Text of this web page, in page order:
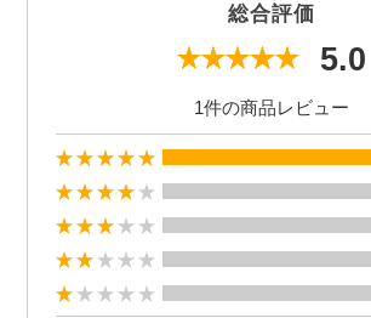
総合評価
5.0
1件の商品レビュー